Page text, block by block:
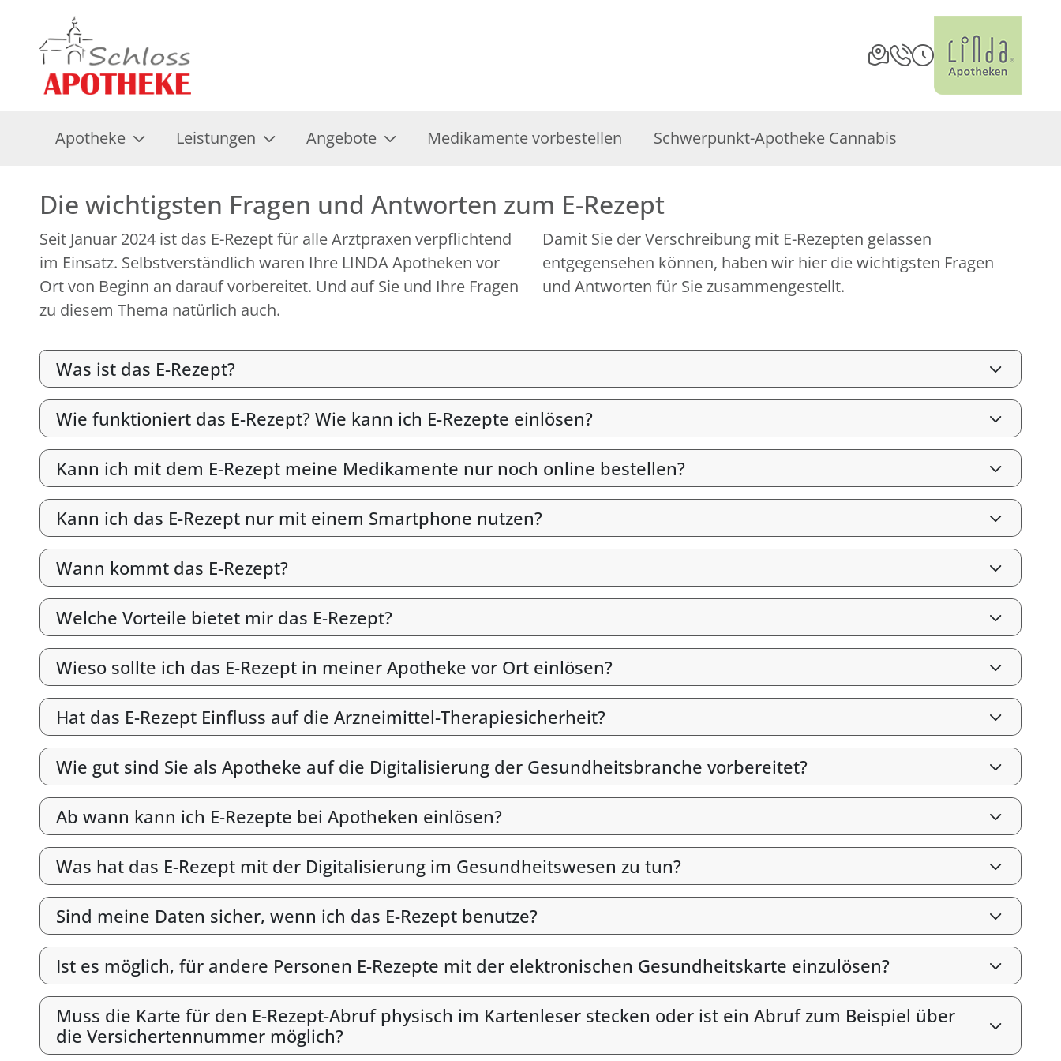
Apotheke Leistungen Angebote Medikamente vorbestellen Schwerpunkt-Apotheke Cannabis
Die wichtigsten Fragen und Antworten zum E-Rezept
Seit Januar 2024 ist das E-Rezept für alle Arztpraxen verpflichtend
im Einsatz. Selbstverständlich waren Ihre LINDA Apotheken vor
Ort von Beginn an darauf vorbereitet. Und auf Sie und Ihre Fragen
zu diesem Thema natürlich auch.
Damit Sie der Verschreibung mit E-Rezepten gelassen
entgegensehen können, haben wir hier die wichtigsten Fragen
und Antworten für Sie zusammengestellt.
Was ist das E-Rezept?
Wie funktioniert das E-Rezept? Wie kann ich E-Rezepte einlösen?
Kann ich mit dem E-Rezept meine Medikamente nur noch online bestellen?
Kann ich das E-Rezept nur mit einem Smartphone nutzen?
Wann kommt das E-Rezept?
Welche Vorteile bietet mir das E-Rezept?
Wieso sollte ich das E-Rezept in meiner Apotheke vor Ort einlösen?
Hat das E-Rezept Einfluss auf die Arzneimittel-Therapiesicherheit?
Wie gut sind Sie als Apotheke auf die Digitalisierung der Gesundheitsbranche vorbereitet?
Ab wann kann ich E-Rezepte bei Apotheken einlösen?
Was hat das E-Rezept mit der Digitalisierung im Gesundheitswesen zu tun?
Sind meine Daten sicher, wenn ich das E-Rezept benutze?
Ist es möglich, für andere Personen E-Rezepte mit der elektronischen Gesundheitskarte einzulösen?
Muss die Karte für den E-Rezept-Abruf physisch im Kartenleser stecken oder ist ein Abruf zum Beispiel über
die Versichertennummer möglich?